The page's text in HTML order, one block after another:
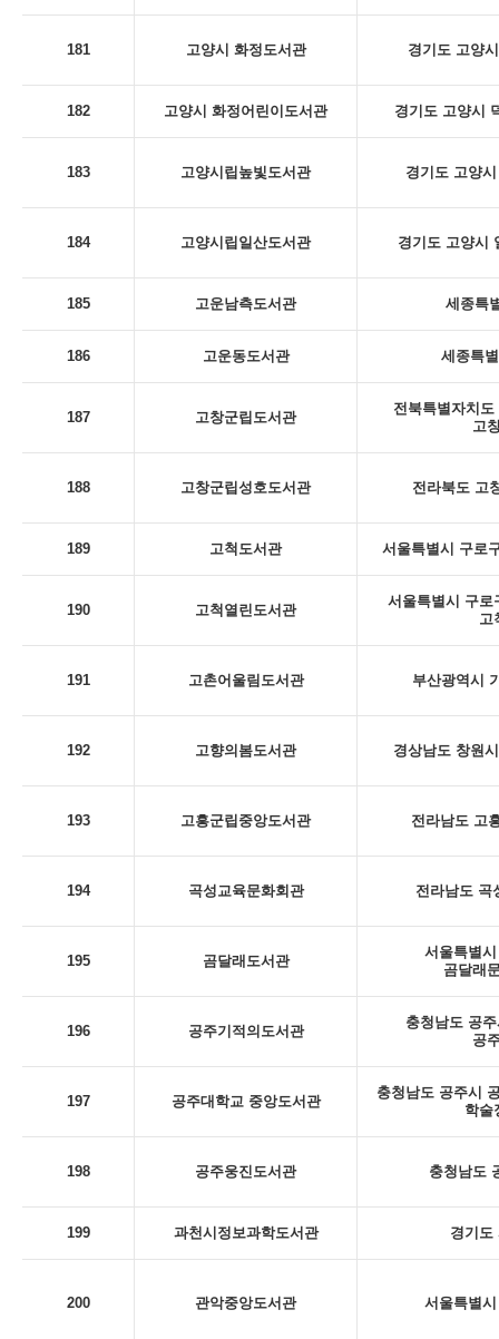
181 고양시 화정도서관 경기도 고양
182 고양시 화정어린이도서관 경기도 고양시
183 고양시립높빛도서관 경기도 고양
184 고양시립일산도서관 경기도 고양시
185 고운남측도서관 세종특
186 고운동도서관 세종특
187 고창군립도서관
전북특별자치
고
188 고창군립성호도서관 전라북도 고
189 고척도서관 서울특별시 구로
190 고척열린도서관
서울특별시 구로
고
191 고촌어울림도서관 부산광역시
192 고향의봄도서관 경상남도 창원
193 고흥군립중앙도서관 전라남도 고
194 곡성교육문화회관 전라남도 곡
195 곰달래도서관
서울특별
곰달래
196 공주기적의도서관
충청남도 공
공
197 공주대학교 중앙도서관
충청남도 공주시
학술
198 공주웅진도서관 충청남도
199 과천시정보과학도서관 경기도
200 관악중앙도서관 서울특별